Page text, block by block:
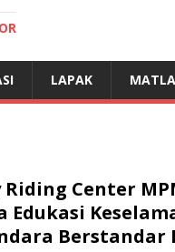
LAPAK
Riding Center
Edukasi
Berstandar